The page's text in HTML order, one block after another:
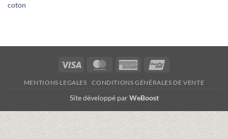
coton
Visa MasterCardAmerican
MENTIONS LEGALES CONDITIONS GÉNÉRALES DE VENTE
Site développé parWeBoost